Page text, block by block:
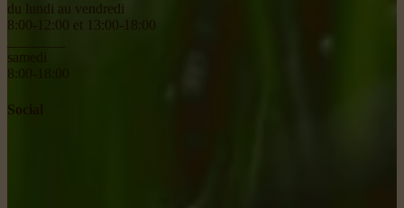
du lundi au vendredi
8:00-12:00 et 13:00-18:00
samedi
8:00-18:00
Social